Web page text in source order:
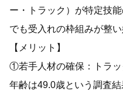
ー・トラック）が特定技
でも受入れの枠組みが整い
【メリット】
①若手人材の確保：トラ
年齢は49.0歳という調査